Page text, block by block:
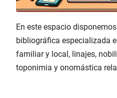
En este espacio
bibliográfica especializada
familiar y local, linajes,
toponimia y onomástica